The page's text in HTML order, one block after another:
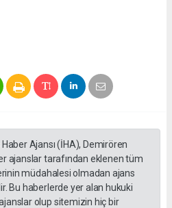
Ajansı (İHA), Demirören
ajanslar tarafından eklenen tüm
müdahalesi olmadan ajans
Bu haberlerde yer alan hukuki
olup sitemizin hiç bir